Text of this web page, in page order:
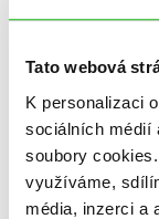
Tato webová
K personalizaci
sociálních médií
soubory cookies.
využíváme,
média, inzerci a
Vaše hodnocení
Uživatelskou
Přihlásit